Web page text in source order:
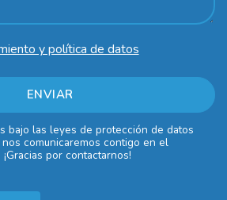
y política de datos
bajo las leyes de protección de datos
comunicaremos contigo en el
por contactarnos!